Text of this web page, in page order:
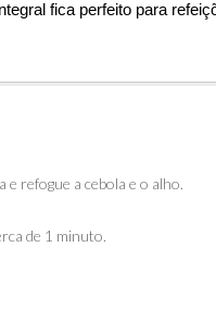
fica perfeito para
e refogue a cebola e o alho.
de 1 minuto.